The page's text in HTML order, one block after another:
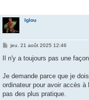
Iglou
M
s
g
jeu. 21 août 2025 12:46
Il n'y a toujours pas une
Je demande parce que je
ordinateur pour avoir accès
pas des plus pratique.